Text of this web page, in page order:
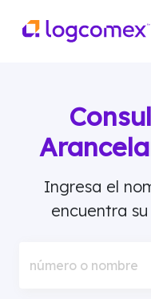
Ingresa el
encuentra
número o nombre